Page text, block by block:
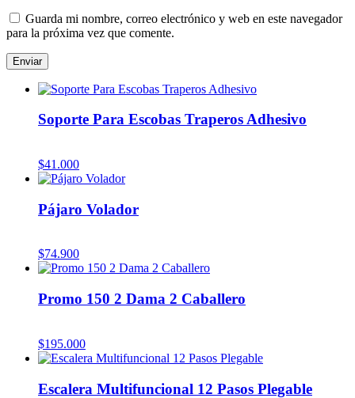
Guarda mi nombre, correo electrónico y web en este navegador
para la próxima vez que comente.
Soporte Para Escobas Traperos Adhesivo
$41.000
Pájaro Volador
$74.900
Promo 150 2 Dama 2 Caballero
$195.000
Escalera Multifuncional 12 Pasos Plegable